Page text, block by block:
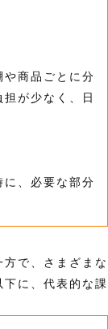
商品ごとに分
が少なく、日
、必要な部分
で、さまざまな
に、代表的な課